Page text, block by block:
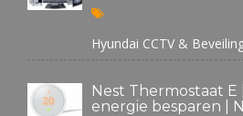
Hyundai CCTV &
Nest Thermostaat E
energie besparen |